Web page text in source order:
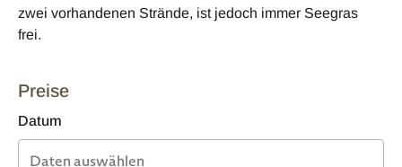
zwei vorhandenen Strände, ist jedoch immer Seegras
frei.
Preise
Datum